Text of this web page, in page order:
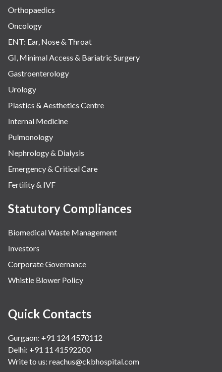
Orthopaedics
Oncology
ENT: Ear, Nose & Throat
GI, Minimal Access & Bariatric Surgery
Gastroenterology
Urology
Plastics & Aesthetics Centre
Internal Medicine
Pulmonology
Nephrology & Dialysis
Emergency & Critical Care
Fertility & IVF
Statutory Compliances
Biomedical Waste Management
Investors
Corporate Governance
Whistle Blower Policy
Quick Contacts
Gurgaon: +91 124 4570112
Delhi: +91 11 41592200
Write to us: reachus@ckbhospital.com